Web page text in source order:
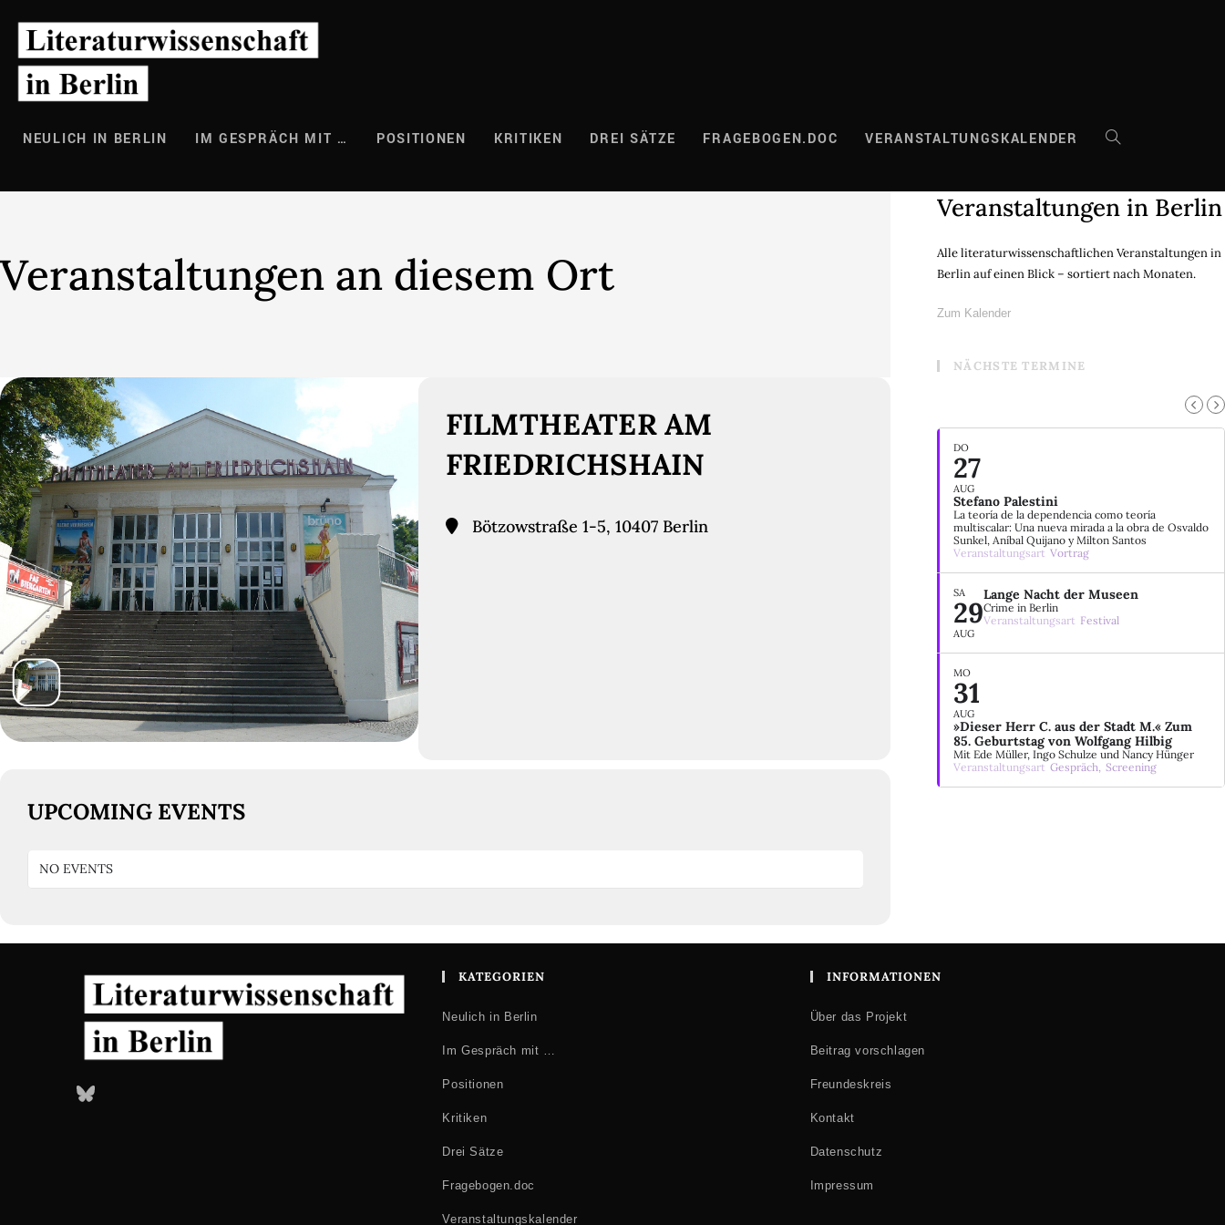
Inhalt
springen
NEULICH IN BERLIN IM GESPRÄCH MIT … POSITIONEN KRITIKEN DREI SÄTZE FRAGEBOGEN.DOC VERANSTALTUNGSKALENDER WEBSITE-
SUCHE
UMSCHALTEN
Veranstaltungen an diesem Ort
FILMTHEATER AM
FRIEDRICHSHAIN
Bötzowstraße 1-5, 10407 Berlin
UPCOMING EVENTS
NO EVENTS
Veranstaltungen in Berlin
Alle literaturwissenschaftlichen Veranstaltungen in
Berlin auf einen Blick – sortiert nach Monaten.
Zum Kalender
NÄCHSTE TERMINE
DO
27
AUG
Stefano Palestini
La teoría de la dependencia como teoría
multiscalar: Una nueva mirada a la obra de Osvaldo
Sunkel, Aníbal Quijano y Milton Santos
Veranstaltungsart Vortrag
SA
29
AUG
Lange Nacht der Museen
Crime in Berlin
Veranstaltungsart Festival
MO
31
AUG
»Dieser Herr C. aus der Stadt M.« Zum
85. Geburtstag von Wolfgang Hilbig
Mit Ede Müller, Ingo Schulze und Nancy Hünger
Veranstaltungsart Gespräch, Screening
Bluesky
KATEGORIEN
Neulich in Berlin
Im Gespräch mit …
Positionen
Kritiken
Drei Sätze
Fragebogen.doc
Veranstaltungskalender
INFORMATIONEN
Über das Projekt
Beitrag vorschlagen
Freundeskreis
Kontakt
Datenschutz
Impressum